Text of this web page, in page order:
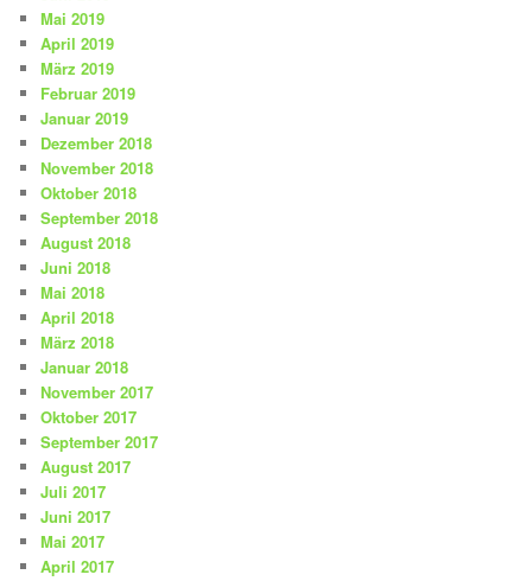
Mai 2019
April 2019
März 2019
Februar 2019
Januar 2019
Dezember 2018
November 2018
Oktober 2018
September 2018
August 2018
Juni 2018
Mai 2018
April 2018
März 2018
Januar 2018
November 2017
Oktober 2017
September 2017
August 2017
Juli 2017
Juni 2017
Mai 2017
April 2017